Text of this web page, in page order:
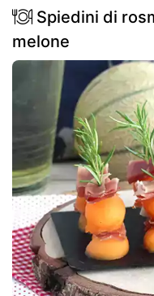
Spiedini di
melone